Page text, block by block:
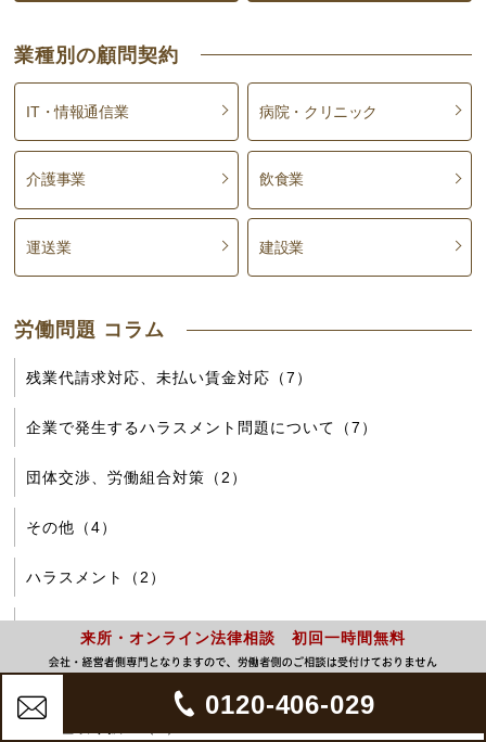
業種別の顧問契約
IT・情報通信業 病院・クリニック
介護事業 飲食業
運送業 建設業
労働問題 コラム
残業代請求対応、未払い賃金対応（7）
企業で発生するハラスメント問題について（7）
団体交渉、労働組合対策（2）
その他（4）
ハラスメント（2）
フレックスタイム（7）
メンタルヘルス（3）
来所・オンライン法律相談 初回一時間無料
0120-406-029